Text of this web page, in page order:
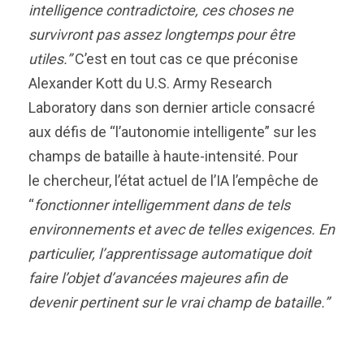
intelligence contradictoire, ces choses ne
survivront pas assez longtemps pour être
utiles.”C’est en tout cas ce que préconise
Alexander Kott du U.S. Army Research
Laboratory dans son dernier article consacré
aux défis de “l’autonomie intelligente” sur les
champs de bataille à haute-intensité. Pour
le chercheur, l’état actuel de l’IA l’empêche de
“fonctionner intelligemment dans de tels
environnements et avec de telles exigences. En
particulier, l’apprentissage automatique doit
faire l’objet d’avancées majeures afin de
devenir pertinent sur le vrai champ de bataille.”